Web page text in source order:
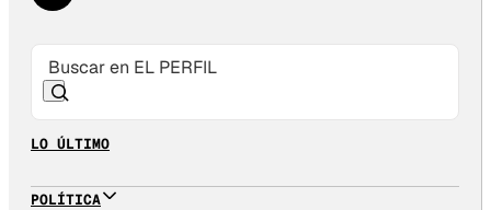
LO ÚLTIMO
POLÍTICA